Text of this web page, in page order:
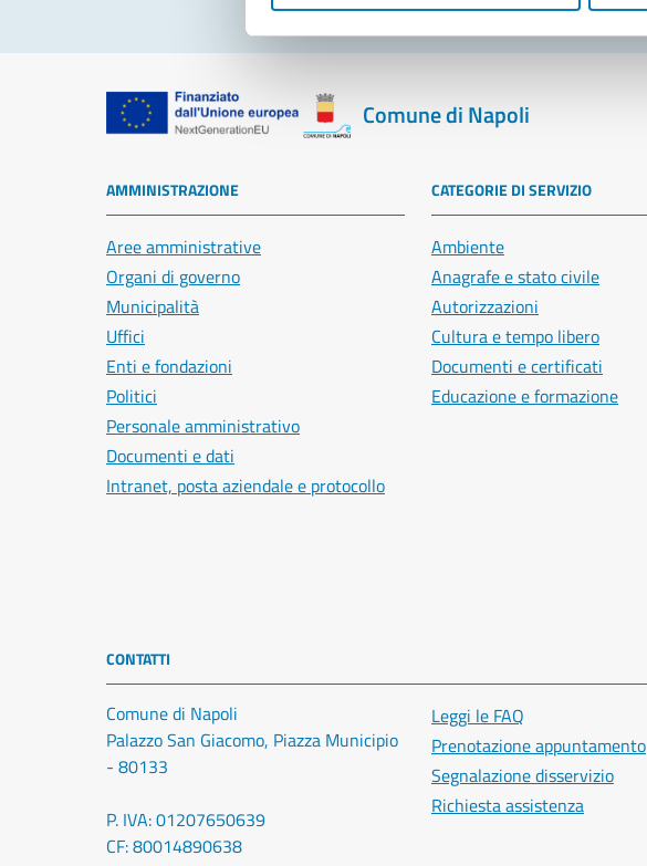
Comune di Napoli
AMMINISTRAZIONE
Aree amministrative
Organi di governo
Municipalità
Uffici
Enti e fondazioni
Politici
Personale amministrativo
Documenti e dati
Intranet, posta aziendale e protocollo
CATEGORIE DI SERVIZIO
Ambiente
Anagrafe e stato civile
Autorizzazioni
Cultura e tempo libero
Documenti e certificati
Educazione e formazione
CONTATTI
Comune di Napoli
Palazzo San Giacomo, Piazza Municipio
- 80133
P. IVA: 01207650639
CF: 80014890638
Leggi le FAQ
Prenotazione appuntamento
Segnalazione disservizio
Richiesta assistenza